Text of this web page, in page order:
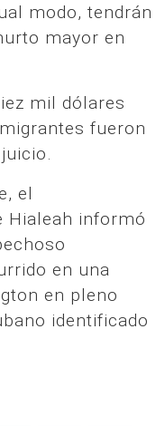
modo, tendrán
mayor en
mil dólares
fueron
el
Hialeah informó
en una
en pleno
identificado